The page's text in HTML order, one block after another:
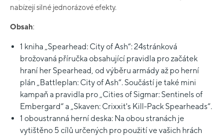
nabízejí silné jednorázové efekty.
Obsah:
1 kniha „Spearhead: City of Ash“: 24stránková
brožovaná příručka obsahující pravidla pro začátek
hraní her Spearhead, od výběru armády až po herní
plán „Battleplan: City of Ash“. Součástí je také mini
kampaň a pravidla pro „Cities of Sigmar: Sentinels of
Embergard“ a „Skaven: Crixxit's Kill-Pack Spearheads“.
1 oboustranná herní deska: Na obou stranách je
vytištěno 5 cílů určených pro použití ve vašich hrách